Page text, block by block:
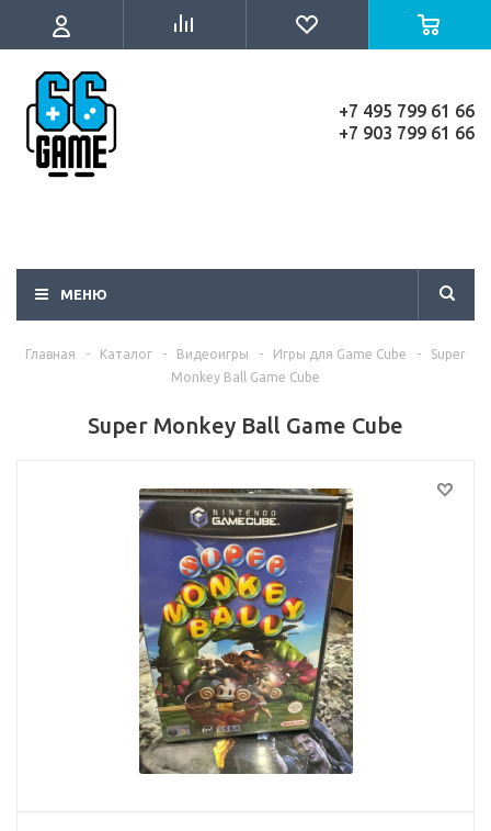
+7 495 799 61 66
+7 903 799 61 66
МЕНЮ
Главная - Каталог - Видеоигры - Игры для Game Cube -
Super
Monkey Ball Game Cube
Super Monkey Ball Game Cube